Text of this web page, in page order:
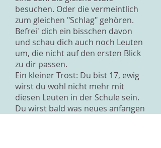
besuchen. Oder die vermeintlich
zum gleichen "Schlag" gehören.
Befrei' dich ein bisschen davon
und schau dich auch noch Leuten
um, die nicht auf den ersten Blick
zu dir passen.
Ein kleiner Trost: Du bist 17, ewig
wirst du wohl nicht mehr mit
diesen Leuten in der Schule sein.
Du wirst bald was neues anfangen